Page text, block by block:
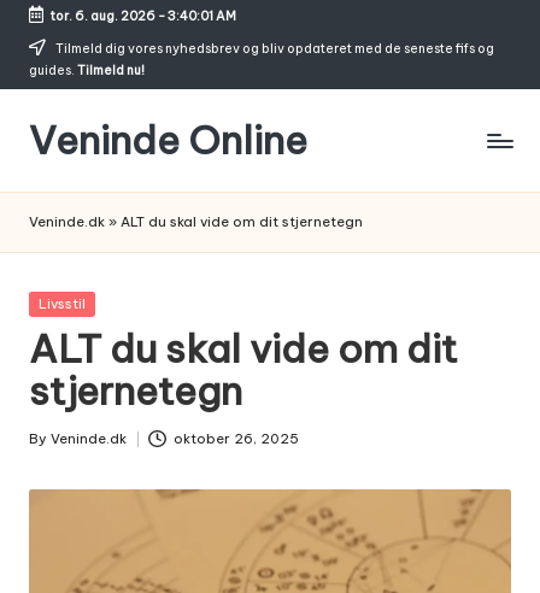
Skip
tor. 6. aug. 2026-3:40:02 AM
Tilmeld dig vores nyhedsbrev og bliv opdateret med de seneste fifs og
guides. Tilmeld nu!
Veninde Online
inspiration
Veninde.dk » ALT du skal vide om dit stjernetegn
Posted
Livsstil
ALT du skal vide om dit
stjernetegn
Posted
By Veninde.dk oktober 26, 2025